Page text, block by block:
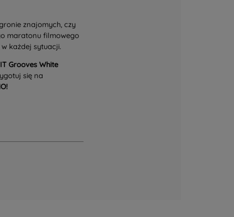
znajomych, czy
maratonu filmowego
każdej sytuacji.
Grooves White
się na